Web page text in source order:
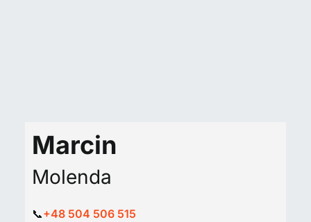
Marcin
Molenda
📞+48 504 506 515